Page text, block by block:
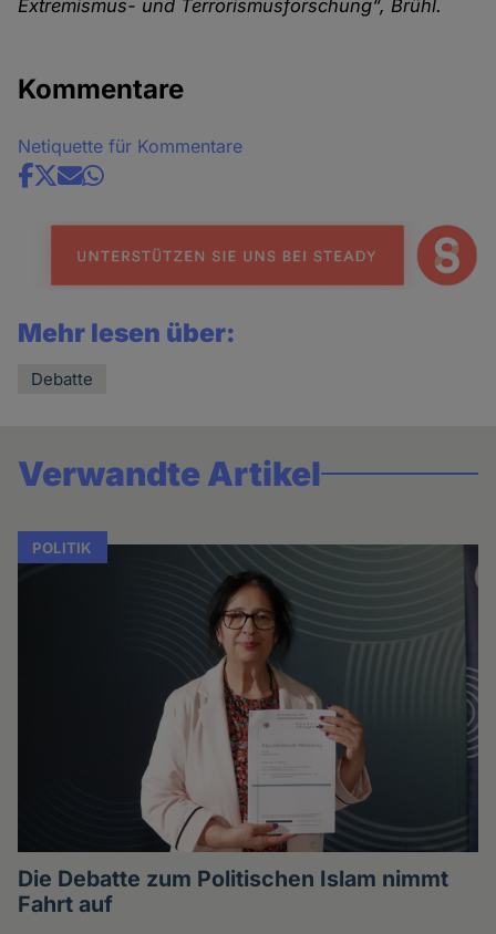
Extremismus- und Terrorismusforschung“, Brühl.
Kommentare
Netiquette für Kommentare
Share
news
Mehr lesen über:
Debatte
Verwandte Artikel
POLITIK
Die Debatte zum Politischen Islam nimmt
Fahrt auf